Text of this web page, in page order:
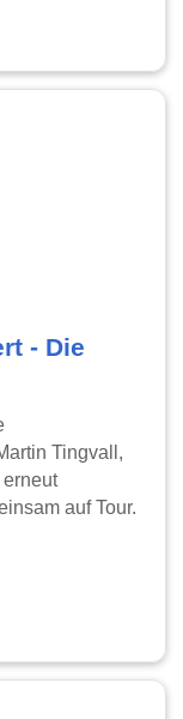
- Die
Tingvall,
auf Tour.